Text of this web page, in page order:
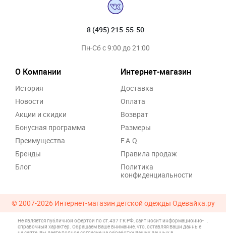
8 (495) 215-55-50
Пн-Сб с 9:00 до 21:00
О Компании
История
Новости
Акции и скидки
Бонусная программа
Преимущества
Бренды
Блог
Интернет-магазин
Доставка
Оплата
Возврат
Размеры
F.A.Q.
Правила продаж
Политика
конфиденциальности
© 2007-2026 Интернет-магазин детской одежды Одевайка.ру
Не является публичной офертой по ст.437 ГК РФ, сайт носит информационно-
справочный характер. Обращаем Ваше внимание, что, оставляя Ваши данные
.